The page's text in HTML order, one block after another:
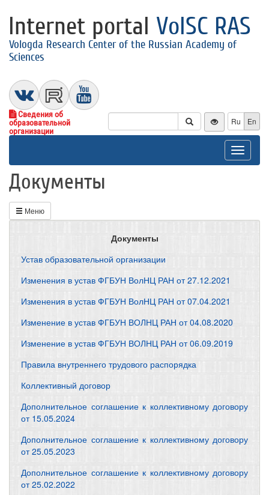
Internet portal VolSC RAS
Vologda Research Center of the Russian Academy of
Sciences
Сведения об
образовательной
организации
Ru En
Toggle
Документы
Меню
Документы
Устав образовательной организации
Изменения в устав ФГБУН ВолНЦ РАН от 27.12.2021
Изменения в устав ФГБУН ВолНЦ РАН от 07.04.2021
Изменение в устав ФГБУН ВОЛНЦ РАН от 04.08.2020
Изменение в устав ФГБУН ВОЛНЦ РАН от 06.09.2019
Правила внутреннего трудового распорядка
Коллективный договор
Дополнительное соглашение к коллективному договору
от 15.05.2024
Дополнительное соглашение к коллективному договору
от 25.05.2023
Дополнительное соглашение к коллективному договору
от 25.02.2022